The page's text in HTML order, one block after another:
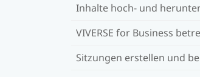
Inhalte hoch- und
VIVERSE for Business
Sitzungen erstellen und